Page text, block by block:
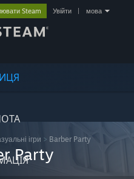
Steam Увійти мова
ігри > Barber Party
Party